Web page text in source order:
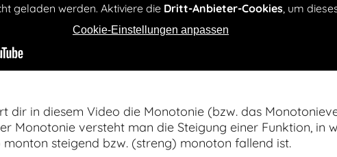
geladen werden. Aktiviere die Dritt-Anbieter-Cookies, um
Cookie-Einstellungen anpassen
dir in diesem Video die Monotonie (bzw. das
Monotonie versteht man die Steigung einer Funktion, in
steigend bzw. (streng) monoton fallend ist.